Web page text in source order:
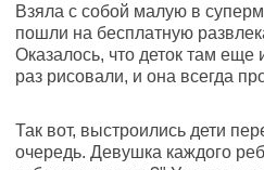
Взяла с собой малую в
пошли на бесплатную
Оказалось, что деток там
раз рисовали, и она всегда
Так вот, выстроились дети
очередь. Девушка каждого